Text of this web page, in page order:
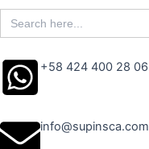
Search
for:
+58 424 400 28 06
info@supinsca.com